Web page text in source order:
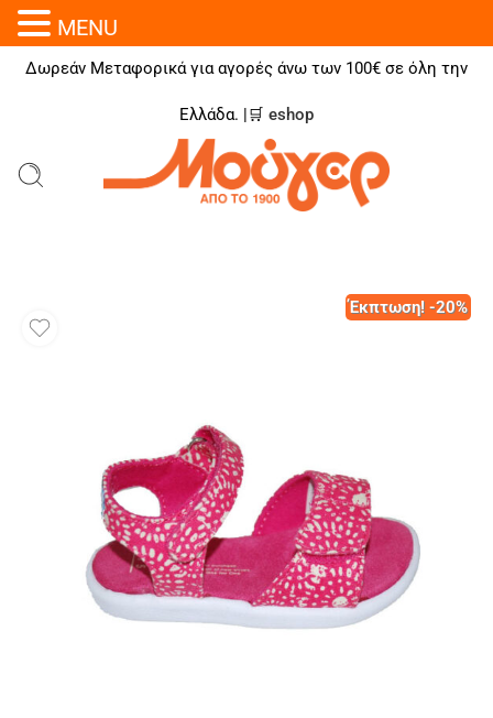
Δωρεάν Μεταφορικά για αγορές άνω των 100€ σε όλη την
Ελλάδα. |🛒 eshop
Έκπτωση! -20%
MENU